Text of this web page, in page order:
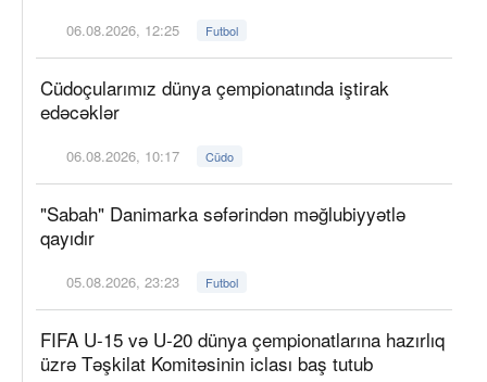
06.08.2026, 12:25 Futbol
Cüdoçularımız dünya çempionatında iştirak
edəcəklər
06.08.2026, 10:17 Cüdo
"Sabah" Danimarka səfərindən məğlubiyyətlə
qayıdır
05.08.2026, 23:23 Futbol
FIFA U-15 və U-20 dünya çempionatlarına hazırlıq
üzrə Təşkilat Komitəsinin iclası baş tutub